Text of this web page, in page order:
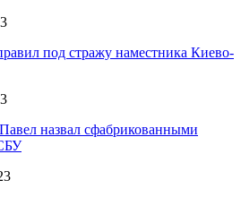
под стражу наместника Киево-
назвал сфабрикованными